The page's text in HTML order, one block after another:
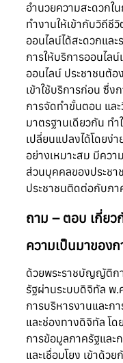
อำนวยความสะดวกใ
ทำงานให้เข้ากับวิถีชี
ออนไลน์ได้สะดวกแล
การให้บริการออนไล
ออนไลน์ ประชาชนต้
เข้าใช้บริการก่อน ซึ่
การจัดทำขั้นตอน แล
มาตรฐานเดียวกัน ทำ
เปลี่ยนแปลงได้โดยง่า
อย่างเหมาะสม มีคว
ส่วนบุคคลของประชา
ประชาชนติดต่อกับภา
ถาม – ตอบ เกี่ย
ความเป็นมาของ
ด้วยพระราชบัญญัติกา
รัฐผ่านระบบดิจิทัล พ.
การบริหารงานและก
และช่องทางดิจิทัล โ
การข้อมูลภาครัฐและ
และเชื่อมโยง เข้าด้ว